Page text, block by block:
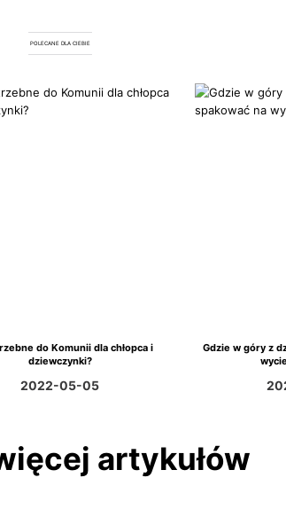
POLECANE DLA CIEBIE
do Komunii dla chłopca i
dziewczynki?
2022-05-05
Gdzie w góry z
artykułów